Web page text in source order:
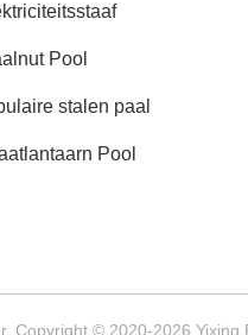
Pool
stalen paal
Pool
Copyright © 2020-2026